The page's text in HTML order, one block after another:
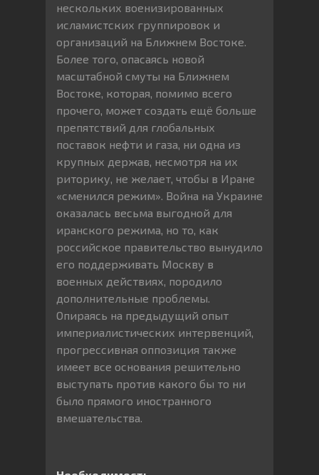
нескольких военизированных
исламистских группировок и
организаций на Ближнем Востоке.
Более того, опасаясь новой
масштабной смуты на Ближнем
Востоке, которая, помимо всего
прочего, может создать ещё больше
препятствий для глобальных
поставок нефти и газа, ни одна из
крупных держав, несмотря на их
риторику, не желает, чтобы в Иране
«сменился режим». Война на Украине
оказалась весьма выгодной для
иранского режима, но то, как
российское правительство вынудило
его поддерживать Москву в
военных действиях, породило
дополнительные проблемы.
Опираясь на предыдущий опыт
империалистических интервенций,
прогрессивная оппозиция также
имеет все основания решительно
выступать против какого бы то ни
было прямого иностранного
вмешательства.